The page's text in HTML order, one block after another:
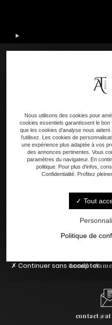
Lundi -
Nous utilisons des cookies pour
cookies essentiels garantissent le bon
que les cookies d'analyse nous
l'utilisez. Les cookies de
une expérience plus adaptée à vos
des annonces pertinentes. Vous
paramètres du navigateur. En
politique. Pour plus d'infos,
Confidentialité. Profitez
Tout
Politique de
Continuer sans accepter